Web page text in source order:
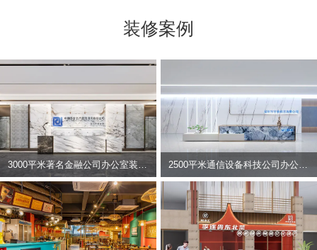
装修案例
2500平米通信设备科技公司办公室设计 | 宇泰科技